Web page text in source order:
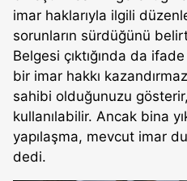
imar haklarıyla ilgili
sorunların sürdüğünü
Belgesi çıktığında da
bir imar hakkı
sahibi olduğunuzu
kullanılabilir. Ancak bina
yapılaşma, mevcut imar
dedi.